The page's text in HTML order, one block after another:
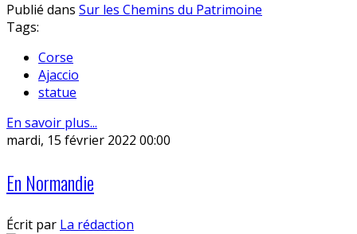
Publié dans Sur les Chemins du Patrimoine
Tags:
Corse
Ajaccio
statue
En savoir plus...
mardi, 15 février 2022 00:00
En Normandie
Écrit par La rédaction